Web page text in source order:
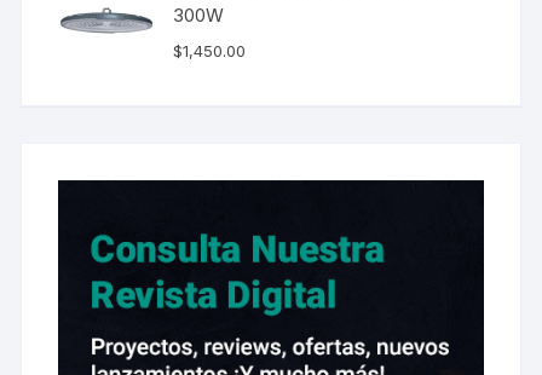
300W
$1,450.00